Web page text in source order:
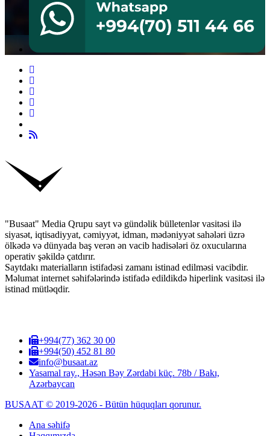
"Busaat" Media Qrupu sayt və gündəlik bülletenlər vasitəsi ilə
siyasət, iqtisadiyyat, cəmiyyət, idman, mədəniyyət sahələri üzrə
ölkədə və dünyada baş verən ən vacib hadisələri öz oxucularına
operativ şəkildə çatdırır.
Saytdakı materialların istifadəsi zamanı istinad edilməsi vacibdir.
Məlumat internet səhifələrində istifadə edildikdə hiperlink vasitəsi ilə
istinad mütləqdir.
+994(77) 362 30 00
+994(50) 452 81 80
info@busaat.az
Yasamal ray., Həsən Bəy Zərdabi küç. 78b / Bakı,
Azərbaycan
BUSAAT © 2019-2026 - Bütün hüquqları qorunur.
Ana səhifə